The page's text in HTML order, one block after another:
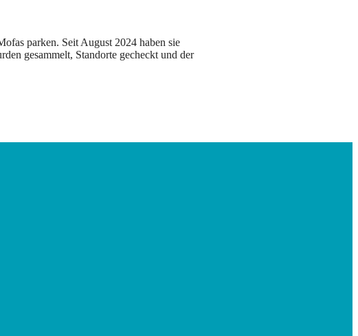
parken. Seit August 2024 haben sie
gesammelt, Standorte gecheckt und der